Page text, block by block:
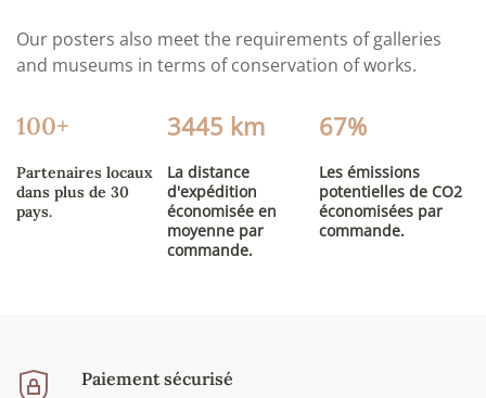
Our posters also meet the requirements of galleries
and museums in terms of conservation of works.
100+
Partenaires locaux
dans plus de 30
pays.
3445 km
La distance
d'expédition
économisée en
moyenne par
commande.
67%
Les émissions
potentielles de CO2
économisées par
commande.
Paiement sécurisé